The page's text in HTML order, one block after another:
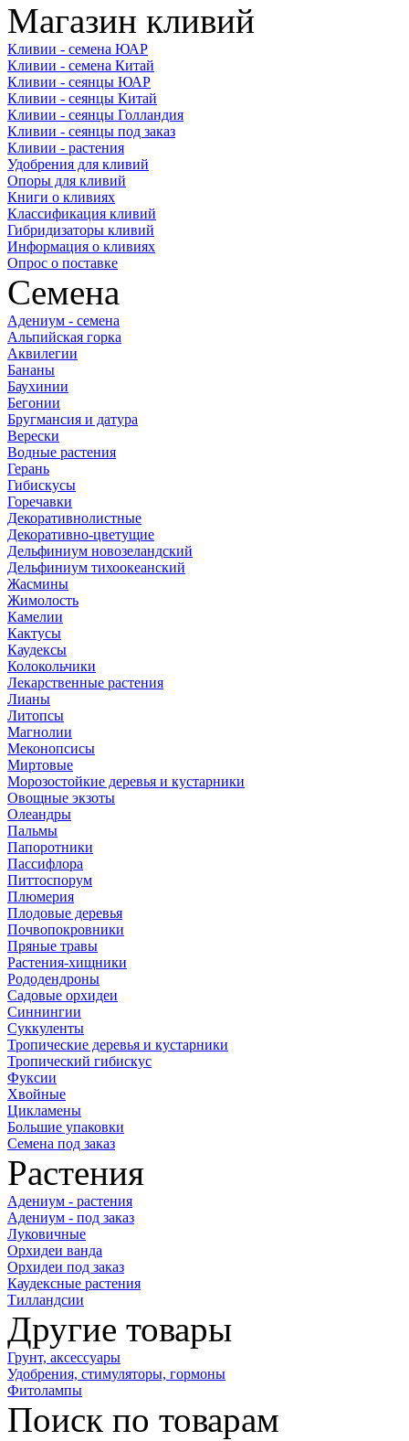
Магазин кливий
Кливии - семена ЮАР
Кливии - семена Китай
Кливии - сеянцы ЮАР
Кливии - сеянцы Китай
Кливии - сеянцы Голландия
Кливии - сеянцы под заказ
Кливии - растения
Удобрения для кливий
Опоры для кливий
Книги о кливиях
Классификация кливий
Гибридизаторы кливий
Информация о кливиях
Опрос о поставке
Семена
Адениум - семена
Альпийская горка
Аквилегии
Бананы
Баухинии
Бегонии
Бругмансия и датура
Верески
Водные растения
Герань
Гибискусы
Горечавки
Декоративнолистные
Декоративно-цветущие
Дельфиниум новозеландский
Дельфиниум тихоокеанский
Жасмины
Жимолость
Камелии
Кактусы
Каудексы
Колокольчики
Лекарственные растения
Лианы
Литопсы
Магнолии
Меконопсисы
Миртовые
Морозостойкие деревья и кустарники
Овощные экзоты
Олеандры
Пальмы
Папоротники
Пассифлора
Питтоспорум
Плюмерия
Плодовые деревья
Почвопокровники
Пряные травы
Растения-хищники
Рододендроны
Садовые орхидеи
Синнингии
Суккуленты
Тропические деревья и кустарники
Тропический гибискус
Фуксии
Хвойные
Цикламены
Большие упаковки
Семена под заказ
Растения
Адениум - растения
Адениум - под заказ
Луковичные
Орхидеи ванда
Орхидеи под заказ
Каудексные растения
Тилландсии
Другие товары
Грунт, аксессуары
Удобрения, стимуляторы, гормоны
Фитолампы
Поиск по товарам